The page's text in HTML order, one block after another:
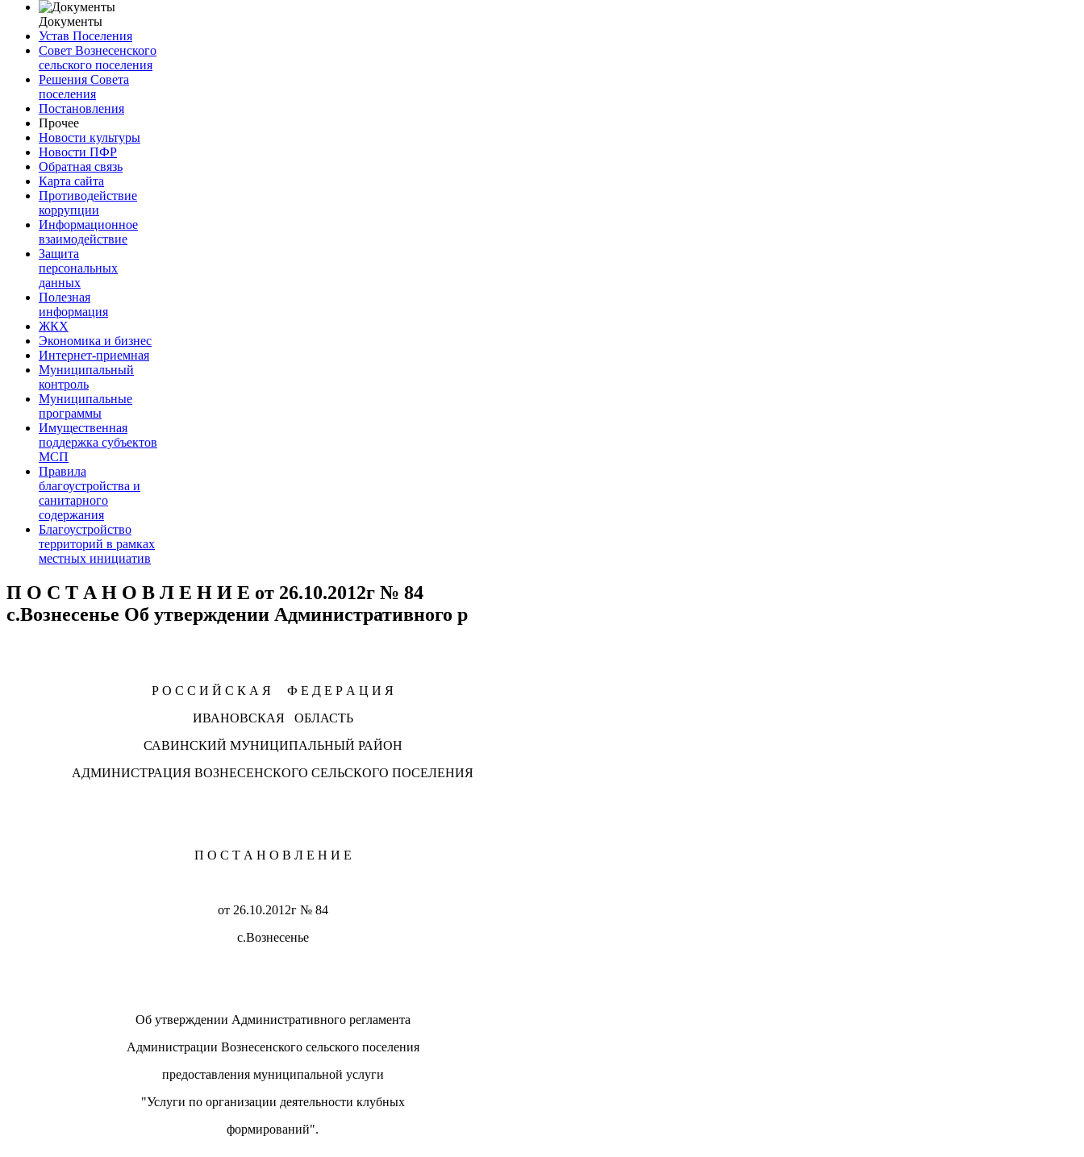
Документы
Устав Поселения
Совет Вознесенского
сельского поселения
Решения Совета
поселения
Постановления
Прочее
Новости культуры
Новости ПФР
Обратная связь
Карта сайта
Противодействие
коррупции
Информационное
взаимодействие
Защита
персональных
данных
Полезная
информация
ЖКХ
Экономика и бизнес
Интернет-приемная
Муниципальный
контроль
Муниципальные
программы
Имущественная
поддержка субъектов
МСП
Правила
благоустройства и
санитарного
содержания
Благоустройство
территорий в рамках
местных инициатив
П О С Т А Н О В Л Е Н И Е от 26.10.2012г № 84
с.Вознесенье Об утверждении Административного р
Р О С С И Й С К А Я Ф Е Д Е Р А Ц И Я
ИВАНОВСКАЯ ОБЛАСТЬ
САВИНСКИЙ МУНИЦИПАЛЬНЫЙ РАЙОН
АДМИНИСТРАЦИЯ ВОЗНЕСЕНСКОГО СЕЛЬСКОГО ПОСЕЛЕНИЯ
П О С Т А Н О В Л Е Н И Е
от 26.10.2012г № 84
с.Вознесенье
Об утверждении Административного регламента
Администрации Вознесенского сельского поселения
предоставления муниципальной услуги
"Услуги по организации деятельности клубных
формирований".